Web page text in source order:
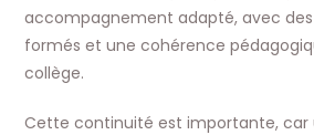
accompagnement adapté, avec
formés et une cohérence
collège.
Cette continuité est importante, car